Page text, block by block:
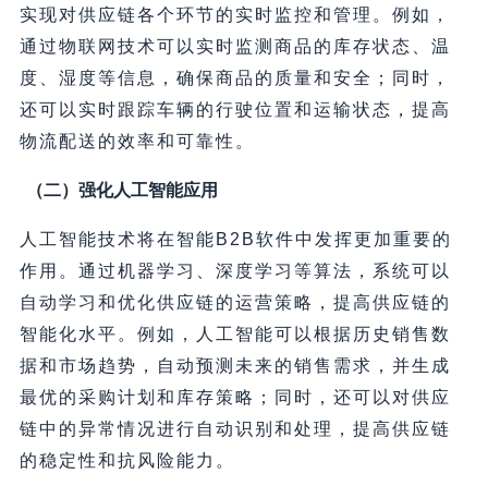
实现对供应链各个环节的实时监控和管理。例如，
通过物联网技术可以实时监测商品的库存状态、温
度、湿度等信息，确保商品的质量和安全；同时，
还可以实时跟踪车辆的行驶位置和运输状态，提高
物流配送的效率和可靠性。
（二）强化人工智能应用
人工智能技术将在智能B2B软件中发挥更加重要的
作用。通过机器学习、深度学习等算法，系统可以
自动学习和优化供应链的运营策略，提高供应链的
智能化水平。例如，人工智能可以根据历史销售数
据和市场趋势，自动预测未来的销售需求，并生成
最优的采购计划和库存策略；同时，还可以对供应
链中的异常情况进行自动识别和处理，提高供应链
的稳定性和抗风险能力。